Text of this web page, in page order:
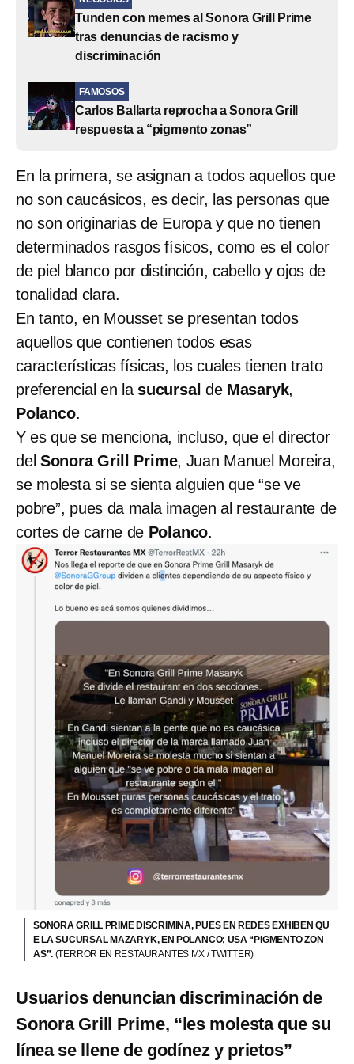
Tunden con memes al Sonora Grill Prime
tras denuncias de racismo y
discriminación
FAMOSOS
Carlos Ballarta reprocha a Sonora Grill
respuesta a “pigmento zonas”
En la primera, se asignan a todos aquellos que
no son caucásicos, es decir, las personas que
no son originarias de Europa y que no tienen
determinados rasgos físicos, como es el color
de piel blanco por distinción, cabello y ojos de
tonalidad clara.
En tanto, en Mousset se presentan todos
aquellos que contienen todos esas
características físicas, los cuales tienen trato
preferencial en la sucursal deMasaryk,
Polanco.
Y es que se menciona, incluso, que el director
del Sonora Grill Prime, Juan Manuel Moreira,
se molesta si se sienta alguien que “se ve
pobre”, pues da mala imagen al restaurante de
cortes de carne de Polanco.
SONORA GRILL PRIME DISCRIMINA, PUES EN REDES EXHIBEN QU
E LA SUCURSAL MAZARYK, EN POLANCO; USA “PIGMENTO ZON
AS”. (TERROR EN RESTAURANTES MX / TWITTER)
Usuarios denuncian discriminación de
Sonora Grill Prime, “les molesta que su
línea se llene de godínez y prietos”